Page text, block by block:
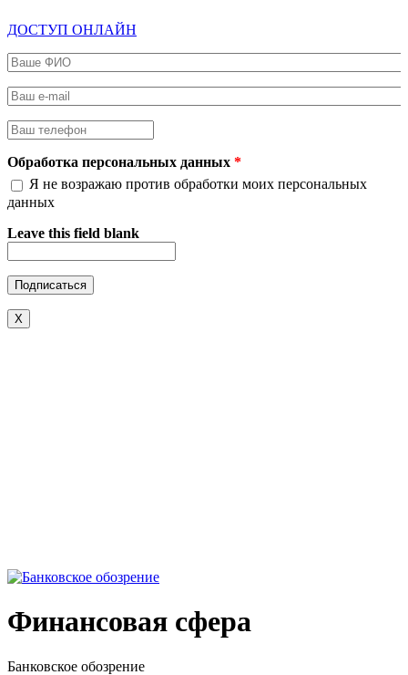
ДОСТУП ОНЛАЙН
Ваше ФИО
Ваш e-mail
Ваш телефон
Обработка персональных данных *
Я не возражаю против обработки моих персональных
данных
Leave this field blank
X
Финансовая сфера
Банковское обозрение